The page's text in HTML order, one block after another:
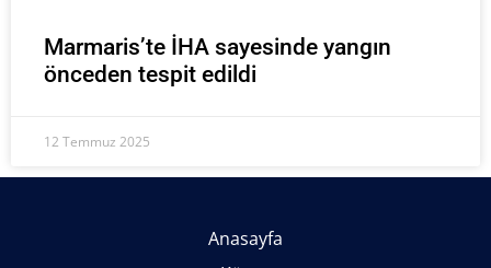
Marmaris’te İHA sayesinde yangın
önceden tespit edildi
12 Temmuz 2025
Anasayfa